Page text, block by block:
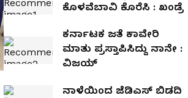
ಕೊಳವೆಬಾವಿ ಕೊರೆಸಿ : ಖಂಡ್ರೆ
ಕರ್ನಾಟಕ ಜತೆ ಕಾವೇರಿ
ಮಾತು ಪ್ರಸ್ತಾಪಿಸಿದ್ದು ನಾನೇ :
ವಿಜಯ್‌
ನಾಳೆಯಿಂದ ಜೆಡಿಎಸ್‌ ಬಿಡದಿ